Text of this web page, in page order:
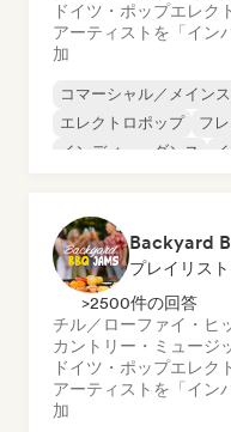
ドイツ・ポップエレク
アーティストを「イン
加
コマーシャル／メイン
エレクトロポップ
フ
インディー・ダンス
Backyard
プレイリス
>2500件の回答
チル／ローファイ・ヒ
カントリー・ミュージ
ドイツ・ポップエレク
アーティストを「イン
加